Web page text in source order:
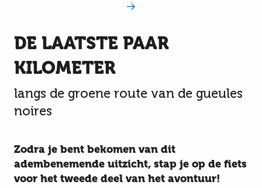
DE LAATSTE PAAR
KILOMETER
langs de groene route van de gueules
noires
Zodra je bent bekomen van dit
adembenemende uitzicht, stap je op de fiets
voor het tweede deel van het avontuur!